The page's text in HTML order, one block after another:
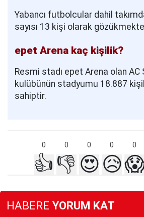
Yabancı futbolcular dahil
sayısı 13 kişi olarak
epet Arena kaç kişilik?
Resmi stadı epet Arena olan AC
kulübünün stadyumu 18.887
sahiptir.
0 0 0 0 0
👍 👎 😍😥
HABERE YORUM KAT